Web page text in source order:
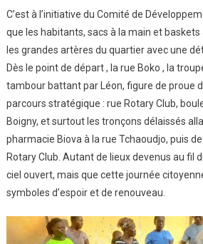
C’est à l’initiative du Comité de
que les habitants, sacs à la main et baskets
les grandes artères du quartier avec une
Dès le point de départ , la rue Boko , la
tambour battant par Léon, figure de proue
parcours stratégique : rue Rotary Club,
Boigny, et surtout les tronçons délaissés
pharmacie Biova à la rue Tchaoudjo, puis
Rotary Club. Autant de lieux devenus au fil
ciel ouvert, mais que cette journée
symboles d’espoir et de renouveau.